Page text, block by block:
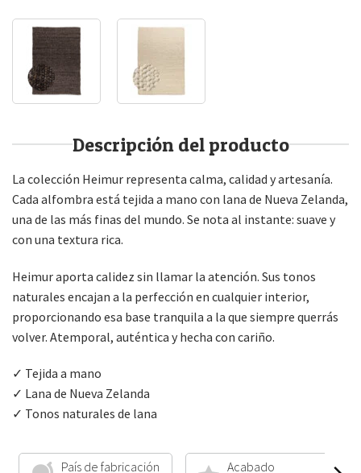
Descripción del producto
La colección Heimur representa calma, calidad y artesanía.
Cada alfombra está tejida a mano con lana de Nueva Zelanda,
una de las más finas del mundo. Se nota al instante: suave y
con una textura rica.
Heimur aporta calidez sin llamar la atención. Sus tonos
naturales encajan a la perfección en cualquier interior,
proporcionando esa base tranquila a la que siempre querrás
volver. Atemporal, auténtica y hecha con cariño.
✓ Tejida a mano
✓ Lana de Nueva Zelanda
✓ Tonos naturales de lana
País de fabricación Acabado